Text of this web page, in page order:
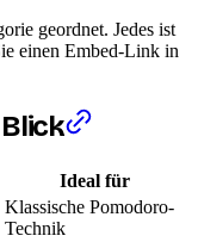
geordnet. Jedes ist
einen Embed-Link in
Ideal für
Klassische Pomodoro-
Technik